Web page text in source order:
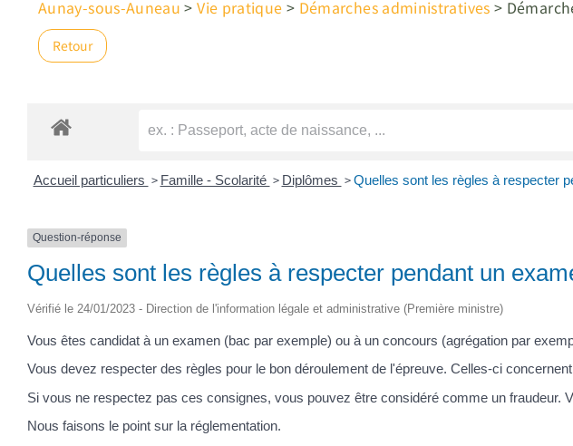
Aunay-sous-Auneau >Vie pratique > Démarches administratives >
Retour
Accueil particuliers > Famille - Scolarité > Diplômes > Quelles sont les règles à respecter
Question-réponse
Quelles sont les règles à respecter pendant un
Vérifié le 24/01/2023 - Direction de l'information légale et administrative (Première ministre)
Vous êtes candidat à un examen (bac par exemple) ou à un concours (agrégation par
Vous devez respecter des règles pour le bon déroulement de l'épreuve. Celles-ci
Si vous ne respectez pas ces consignes, vous pouvez être considéré comme un fraudeur.
Nous faisons le point sur la réglementation.